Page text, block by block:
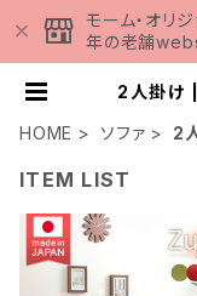
モーム・オリ
年の老舗
2人掛け
HOME
ソファ 2
ITEM LIST